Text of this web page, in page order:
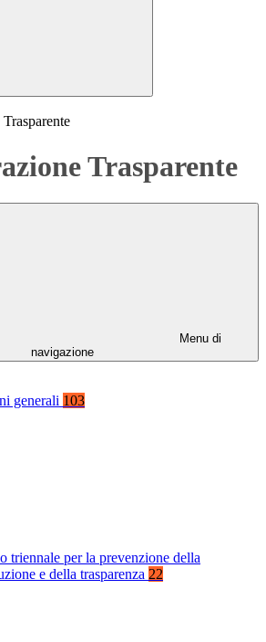
Trasparente
Menu di
navigazione
generali 103
triennale per la prevenzione della
e della trasparenza 22